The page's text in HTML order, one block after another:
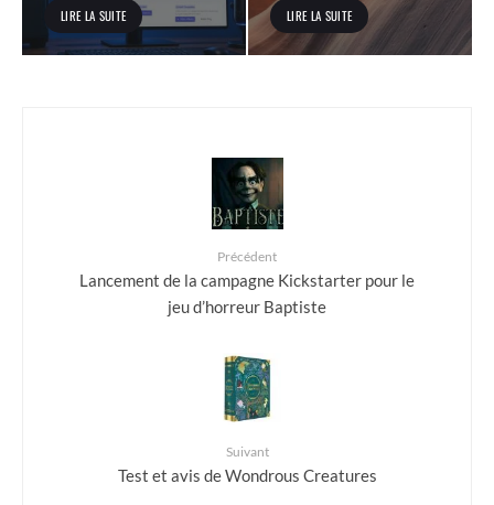
LIRE LA SUITE LIRE LA SUITE
Précédent
Lancement de la campagne Kickstarter pour le
jeu d’horreur Baptiste
Suivant
Test et avis de Wondrous Creatures